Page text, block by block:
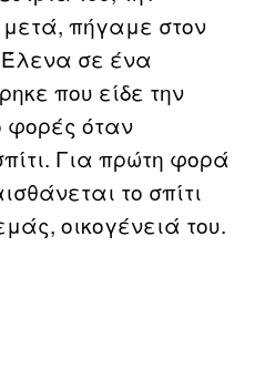
πήγαμε στον
σε ένα
που είδε την
φορές όταν
Για πρώτη φορά
το σπίτι
οικογένειά του.